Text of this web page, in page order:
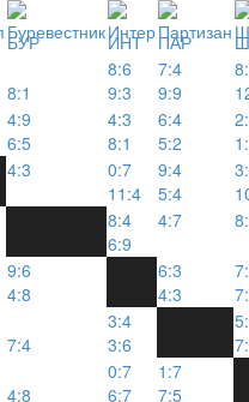
БУР ИНТ ПАР
8:1
8:6
9:3
7:4
9:9
4:9
6:5
4:3
8:1
6:4
5:2
4:3
0:7
11:4
9:4
5:4
8:4
6:9
4:7
9:6
4:8
6:3
4:3
7:4
3:4
3:6
4:8
0:7
6:7
1:7
7:5